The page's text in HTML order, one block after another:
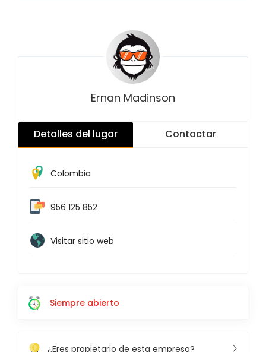
Ernan Madinson
Detalles del lugar Contactar
Colombia
956 125 852
Visitar sitio web
Siempre abierto
¿Eres propietario de esta empresa?